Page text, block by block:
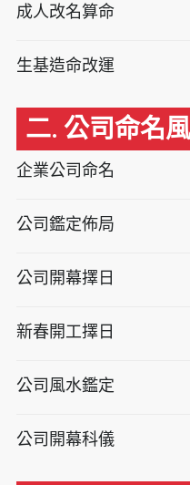
成人改名算命
生基造命改運
二. 公司命名
企業公司命名
公司鑑定佈局
公司開幕擇日
新春開工擇日
公司風水鑑定
公司開幕科儀